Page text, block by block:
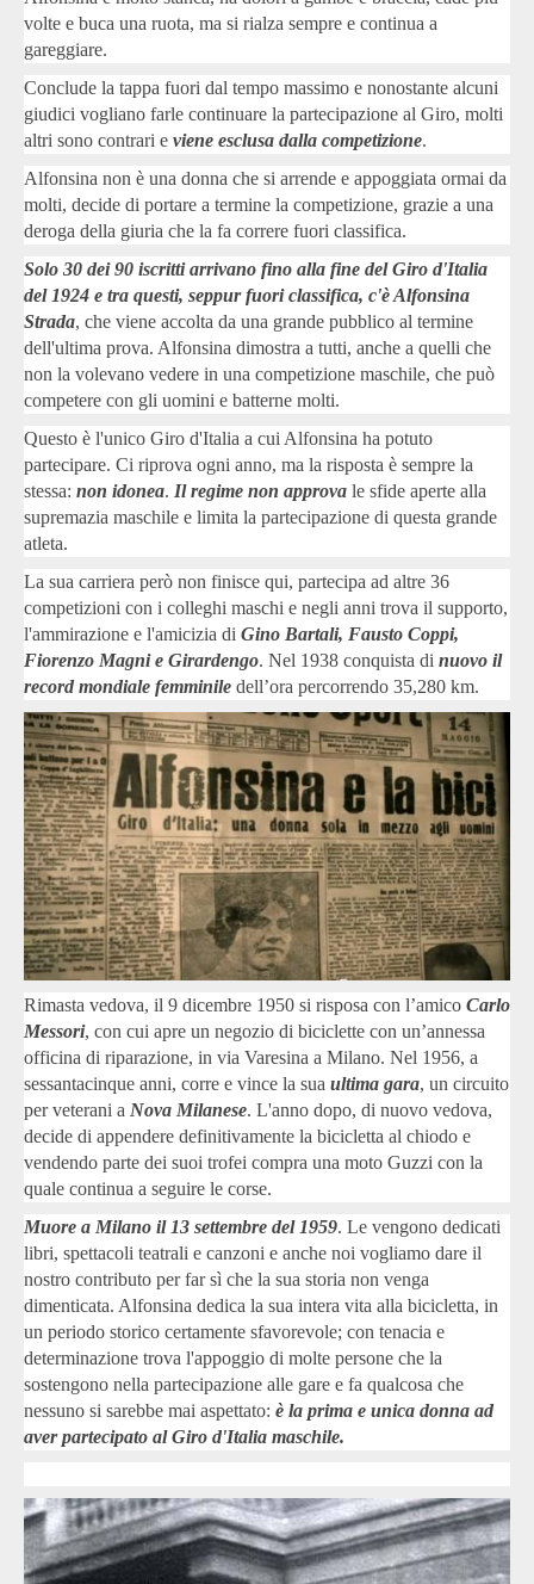
volte e buca una ruota, ma si rialza sempre e continua a
gareggiare.
Conclude la tappa fuori dal tempo massimo e nonostante alcuni
giudici vogliano farle continuare la partecipazione al Giro, molti
altri sono contrari e viene esclusa dalla competizione.
Alfonsina non è una donna che si arrende e appoggiata ormai da
molti, decide di portare a termine la competizione, grazie a una
deroga della giuria che la fa correre fuori classifica.
Solo 30 dei 90 iscritti arrivano fino alla fine del Giro d'Italia
del 1924 e tra questi, seppur fuori classifica, c'è Alfonsina
Strada, che viene accolta da una grande pubblico al termine
dell'ultima prova. Alfonsina dimostra a tutti, anche a quelli che
non la volevano vedere in una competizione maschile, che può
competere con gli uomini e batterne molti.
Questo è l'unico Giro d'Italia a cui Alfonsina ha potuto
partecipare. Ci riprova ogni anno, ma la risposta è sempre la
stessa: non idonea. Il regime non approva le sfide aperte alla
supremazia maschile e limita la partecipazione di questa grande
atleta.
La sua carriera però non finisce qui, partecipa ad altre 36
competizioni con i colleghi maschi e negli anni trova il supporto,
l'ammirazione e l'amicizia di Gino Bartali, Fausto Coppi,
Fiorenzo Magni e Girardengo. Nel 1938 conquista di nuovo il
record mondiale femminile dell’ora percorrendo 35,280 km.
Rimasta vedova, il 9 dicembre 1950 si risposa con l’amico Carlo
Messori, con cui apre un negozio di biciclette con un’annessa
officina di riparazione, in via Varesina a Milano. Nel 1956, a
sessantacinque anni, corre e vince la sua ultima gara, un circuito
per veterani a Nova Milanese. L'anno dopo, di nuovo vedova,
decide di appendere definitivamente la bicicletta al chiodo e
vendendo parte dei suoi trofei compra una moto Guzzi con la
quale continua a seguire le corse.
Muore a Milano il 13 settembre del 1959. Le vengono dedicati
libri, spettacoli teatrali e canzoni e anche noi vogliamo dare il
nostro contributo per far sì che la sua storia non venga
dimenticata. Alfonsina dedica la sua intera vita alla bicicletta, in
un periodo storico certamente sfavorevole; con tenacia e
determinazione trova l'appoggio di molte persone che la
sostengono nella partecipazione alle gare e fa qualcosa che
nessuno si sarebbe mai aspettato: è la prima e unica donna ad
aver partecipato al Giro d'Italia maschile.